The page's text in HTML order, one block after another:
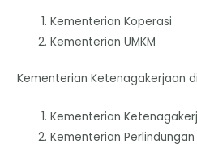
Kementerian Koperasi
Kementerian UMKM
Kementerian Ketenagakerjaan
Kementerian
Kementerian